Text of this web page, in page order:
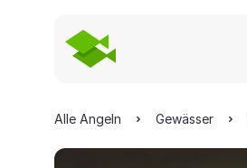
Alle Angeln Gewässer